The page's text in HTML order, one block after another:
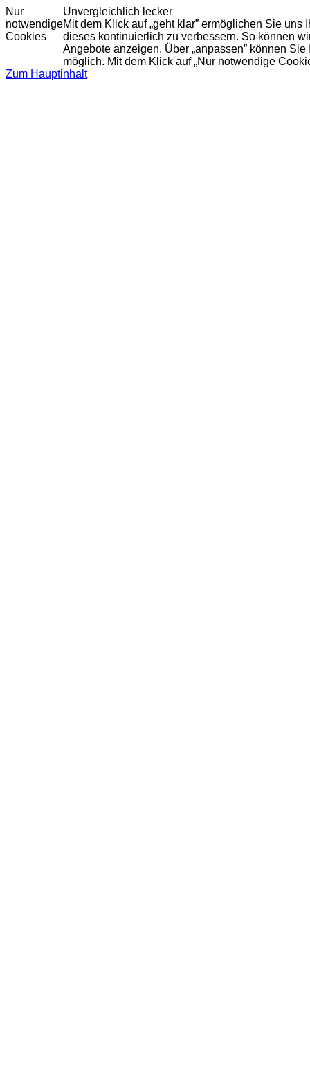
Nur
notwendige
Cookies
Unvergleichlich lecker
Mit dem Klick auf „geht klar” ermöglichen Sie
dieses kontinuierlich zu verbessern. So können
Angebote anzeigen. Über „anpassen” können
möglich. Mit dem Klick auf „Nur notwendige
Zum Hauptinhalt